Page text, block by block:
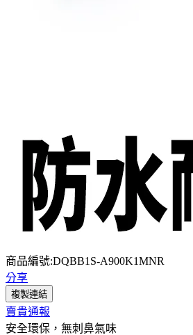
商品編號:DQBB1S-A900K1MNR
分享
複製連結
賣貴通報
安全環保，無刺鼻氣味